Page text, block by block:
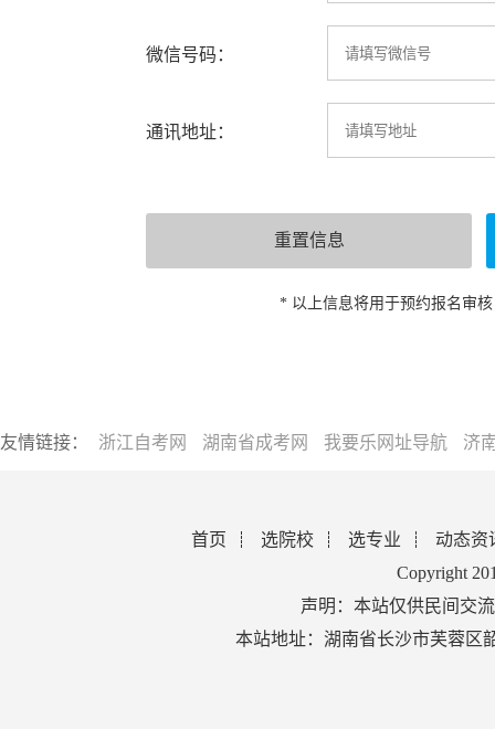
微信号码：
通讯地址：
* 以上信息将用于预约报名审
友情链接： 浙江自考网 湖南省成考网 我要乐网址导航 济
首页 选院校 选专业
动态资
Copyright
声明：本站仅供民间交
本站地址：湖南省长沙市芙蓉区